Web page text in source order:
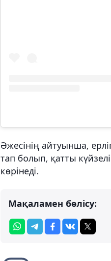
Әжесінің айтуынша,
тап болып, қатты
көрінеді.
Мақаламен бөлісу: